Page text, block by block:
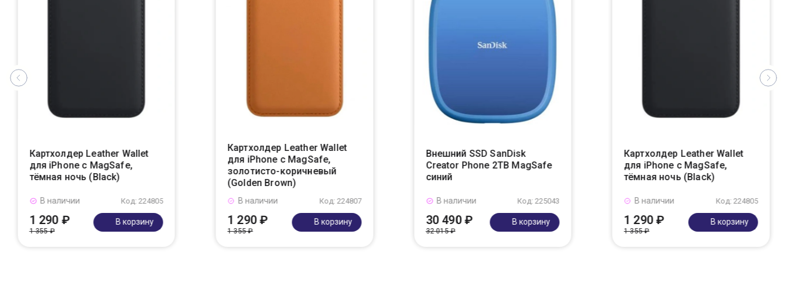
Картхолдер Leather Wallet
для iPhone с MagSafe,
тёмная ночь (Black)
Код: 224805
В наличии
1 290 ₽
1 355 ₽
В корзину
Картхолдер Leather Wallet
для iPhone с MagSafe,
золотисто-коричневый
(Golden Brown)
Код: 224807
В наличии
1 290 ₽
1 355 ₽
В корзину
Внешний SSD SanDisk
Creator Phone 2TB MagSafe
синий
Код: 225043
В наличии
30 490 ₽
32 015 ₽
В корзину
Картхолдер Leather Wallet
для iPhone с MagSafe,
тёмная ночь (Black)
Код: 224805
В наличии
1 290 ₽
1 355 ₽
В корзину